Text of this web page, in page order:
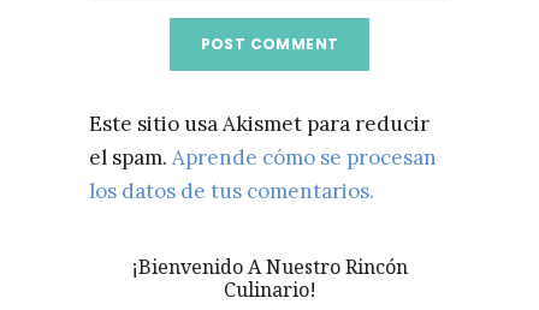
Este sitio usa Akismet para reducir
el spam. Aprende cómo se procesan
los datos de tus comentarios.
¡Bienvenido A Nuestro Rincón
Culinario!